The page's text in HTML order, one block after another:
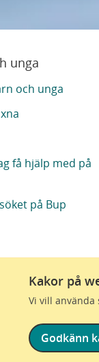
Kakor på
Vi vill
Godkänn
unga
och unga
få hjälp med på
på Bup
Vi är en del